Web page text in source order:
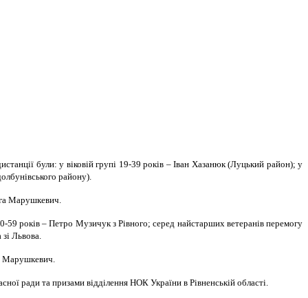
були: у віковій групі 19-39 років – Іван Хазанюк (Луцький район); у
району).
Марушкевич.
59 років – Петро Музичук з Рівного; серед найстарших ветеранів перемогу
Львова.
Марушкевич.
ради та призами відділення НОК України в Рівненській області.